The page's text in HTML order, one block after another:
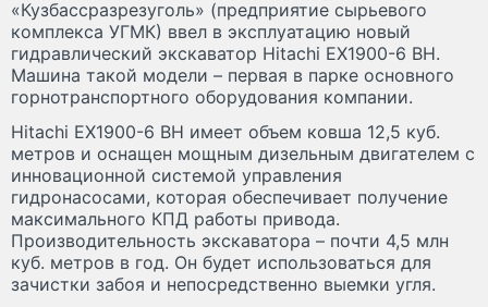
«Кузбассразрезуголь» (предприятие сырьевого
комплекса УГМК) ввел в эксплуатацию новый
гидравлический экскаватор Hitachi EX1900-6 BH.
Машина такой модели – первая в парке основного
горнотранспортного оборудования компании.
Hitachi EX1900-6 BH имеет объем ковша 12,5 куб.
метров и оснащен мощным дизельным двигателем с
инновационной системой управления
гидронасосами, которая обеспечивает получение
максимального КПД работы привода.
Производительность экскаватора – почти 4,5 млн
куб. метров в год. Он будет использоваться для
зачистки забоя и непосредственно выемки угля.